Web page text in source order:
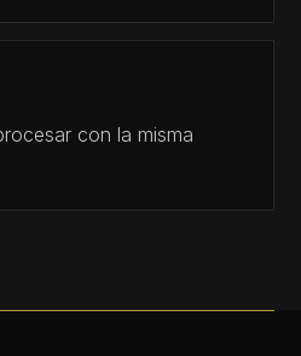
con la misma